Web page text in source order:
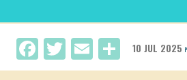
Facebook
TwitterEmail10 JUL 2025